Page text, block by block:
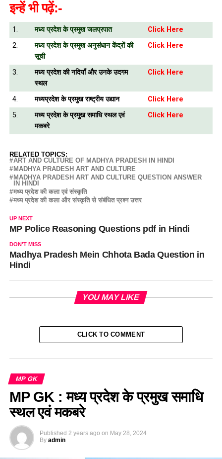
इन्हें भी पढ़ें:-
1. मध्य प्रदेश के प्रमुख जलप्रपात
Click Here
2.
मध्य प्रदेश के प्रमुख अनुसंधान केंद्रों की
सूची
Click Here
3.
मध्य प्रदेश की नदियाँ और उनके उदगम
स्थल
Click Here
4. मध्यप्रदेश के प्रमुख राष्ट्रीय उद्यान
Click Here
5.
मध्य प्रदेश के प्रमुख समाधि स्थल एवं
मकबरे
Click Here
RELATED TOPICS:
ART AND CULTURE OF MADHYA PRADESH IN HINDI
MADHYA PRADESH ART AND CULTURE
MADHYA PRADESH ART AND CULTURE QUESTION ANSWER
IN HINDI
मध्य प्रदेश की कला एवं संस्कृति
मध्य प्रदेश की कला और संस्कृति से संबंधित प्रश्न उत्तर
UP NEXT
MP Police Reasoning Questions pdf in Hindi
DON'T MISS
Madhya Pradesh Mein Chhota Bada Question in
Hindi
YOU MAY LIKE
CLICK TO COMMENT
MP GK
MP GK : मध्य प्रदेश के प्रमुख समाधि
स्थल एवं मकबरे
Published 2 years ago on May 28, 2024
By admin